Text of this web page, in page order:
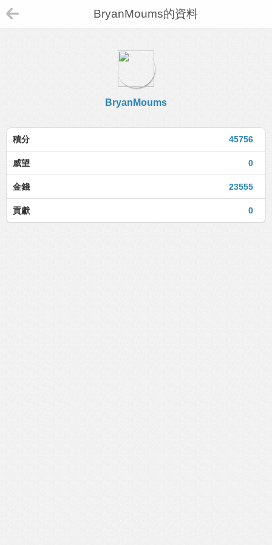
BryanMoums的資料
BryanMoums
45756
積分
0
威望
23555
金錢
0
貢獻